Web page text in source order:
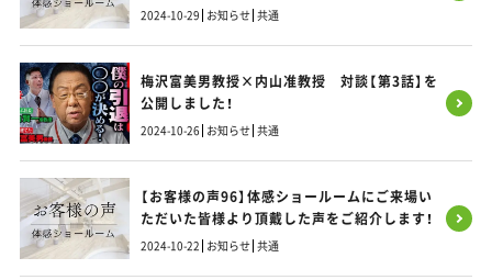
2024-10-29 お知らせ 共通
梅沢富美男教授×内山准教授 対談【第3話】を
公開しました！
2024-10-26 お知らせ 共通
【お客様の声96】体感ショールームにご来場い
ただいた皆様より頂戴した声をご紹介します！
2024-10-22 お知らせ 共通